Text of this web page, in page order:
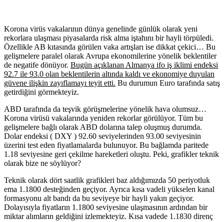
Korona virüs vakalarının dünya genelinde günlük olarak yeni
rekorlara ulaşması piyasalarda risk alma iştahını bir hayli törpüledi.
Özellikle AB kıtasında görülen vaka artışları ise dikkat çekici… Bu
gelişmelere paralel olarak Avrupa ekonomilerine yönelik beklentiler
de negatife dönüyor. Bugün açıklanan Almanya ifo iş iklimi endeksi
92.7 ile 93.0 olan beklentilerin altında kaldı ve ekonomiye duyulan
güvene ilişkin zayıflamayı teyit etti. Bu durumun Euro tarafında satış
getirdiğini görmekteyiz.
ABD tarafında da teşvik görüşmelerine yönelik hava olumsuz…
Korona virüsü vakalarında yeniden rekorlar görülüyor. Tüm bu
gelişmelere bağlı olarak ABD dolarına talep oluşmuş durumda.
Dolar endeksi ( DXY ) 92.60 seviyelerinden 93.00 seviyesinin
üzerini test eden fiyatlamalarda bulunuyor. Bu bağlamda paritede
1.18 seviyesine geri çekilme hareketleri oluştu. Peki, grafikler teknik
olarak bize ne söylüyor?
Teknik olarak dört saatlik grafikleri baz aldığımızda 50 periyotluk
ema 1.1800 desteğinden geçiyor. Ayrıca kısa vadeli yükselen kanal
formasyonu alt bandı da bu seviyeye bir hayli yakın geçiyor.
Dolayısıyla fiyatların 1.1800 seviyesine ulaşmasının ardından bir
miktar alımların geldiğini izlemekteyiz. Kısa vadede 1.1830 direnç